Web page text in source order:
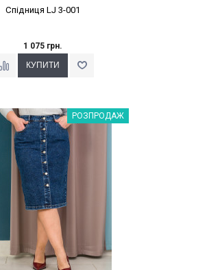
Спідниця LJ 3-001
1 075 грн.
Наклейки Варіант з %РОЗПРОДАЖ